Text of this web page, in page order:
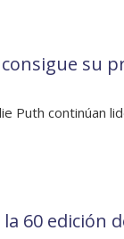
su
Puth continúan
60 edición